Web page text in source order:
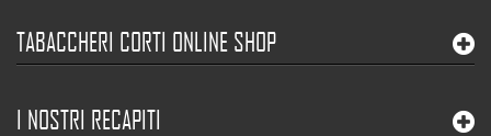
TABACCHERI CORTI ONLINE SHOP
I NOSTRI RECAPITI